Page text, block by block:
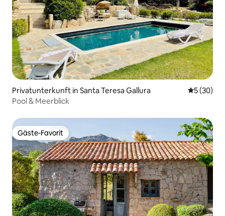
Privatunterkunft in Santa Teresa Gallura
5 (30)
Pool & Meerblick
Gäste-Favorit
Gäste-Favorit